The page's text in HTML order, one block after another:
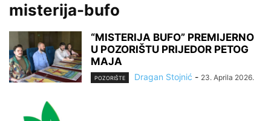
misterija-bufo
“MISTERIJA BUFO” PREMIJERNO
U POZORIŠTU PRIJEDOR PETOG
MAJA
POZORIŠTE Dragan Stojnić - 23. Aprila 2026.